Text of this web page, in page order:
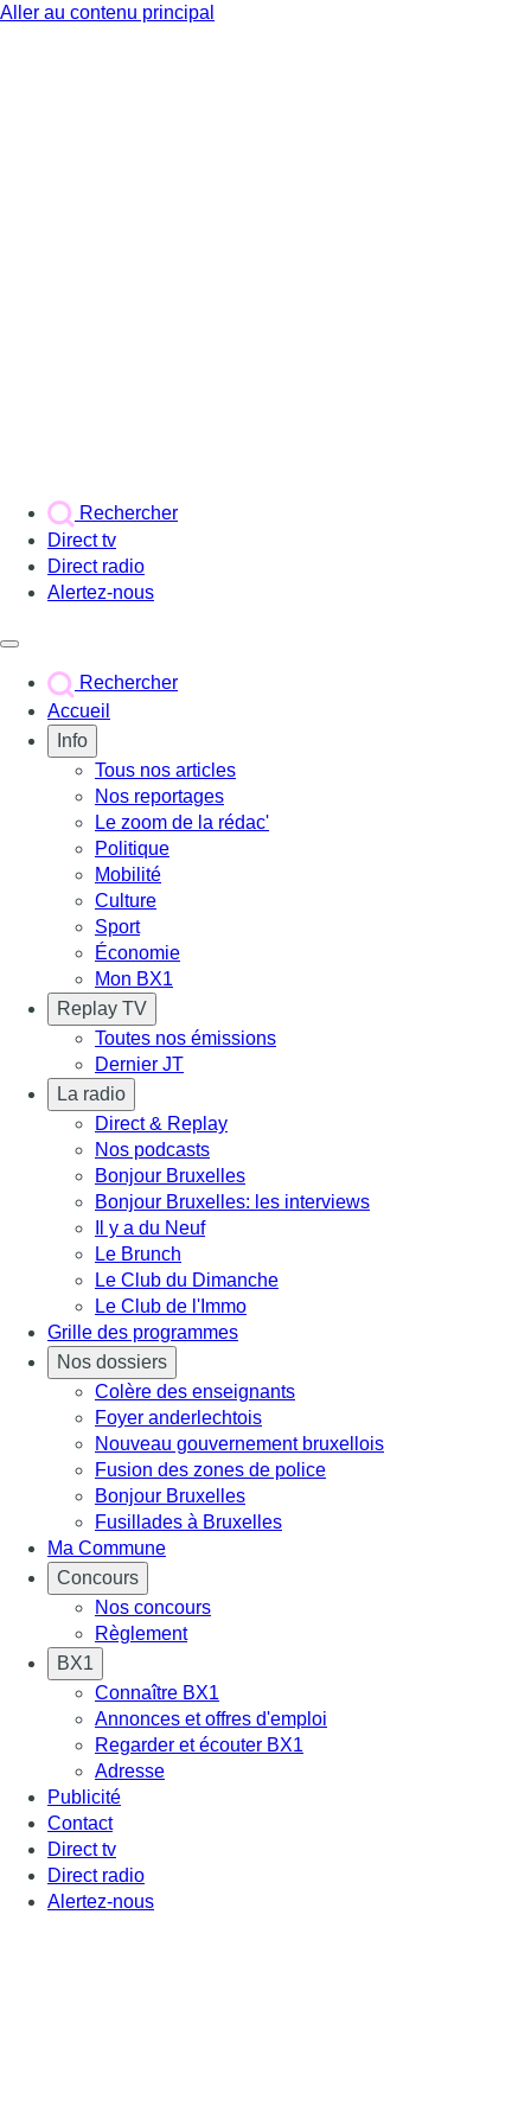
Aller au contenu principal
Rechercher
Direct tv
Direct radio
Alertez-nous
Rechercher
Accueil
Info
Tous nos articles
Nos reportages
Le zoom de la rédac'
Politique
Mobilité
Culture
Sport
Économie
Mon BX1
Replay TV
Toutes nos émissions
Dernier JT
La radio
Direct & Replay
Nos podcasts
Bonjour Bruxelles
Bonjour Bruxelles: les interviews
Il y a du Neuf
Le Brunch
Le Club du Dimanche
Le Club de l'Immo
Grille des programmes
Nos dossiers
Colère des enseignants
Foyer anderlechtois
Nouveau gouvernement bruxellois
Fusion des zones de police
Bonjour Bruxelles
Fusillades à Bruxelles
Ma Commune
Concours
Nos concours
Règlement
BX1
Connaître BX1
Annonces et offres d'emploi
Regarder et écouter BX1
Adresse
Publicité
Contact
Direct tv
Direct radio
Alertez-nous